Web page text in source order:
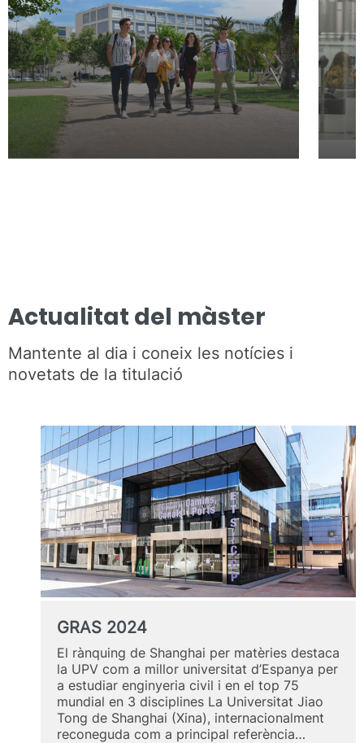
Actualitat del màster
Mantente al dia i coneix les notícies i
novetats de la titulació
GRAS 2024
El rànquing de Shanghai per matèries destaca
la UPV com a millor universitat d’Espanya per
a estudiar enginyeria civil i en el top 75
mundial en 3 disciplines La Universitat Jiao
Tong de Shanghai (Xina), internacionalment
reconeguda com a principal referència…